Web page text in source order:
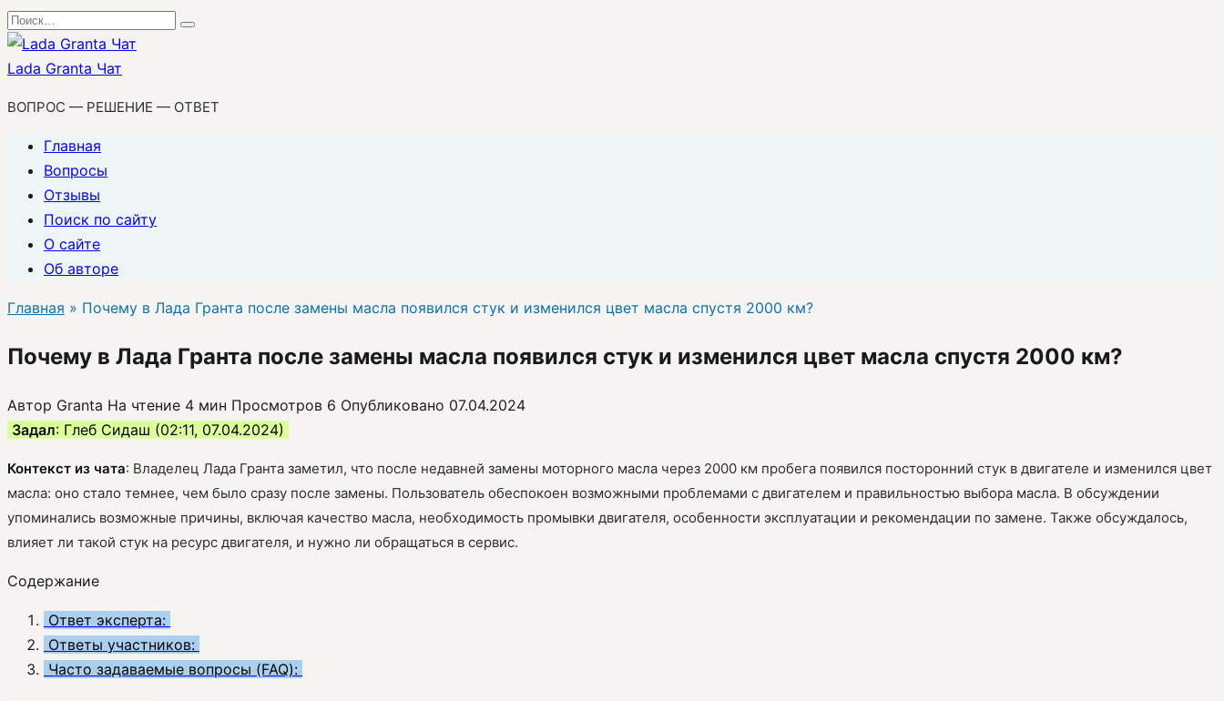
Перейти
к
содержанию
Search
for:
Lada Granta Чат
ВОПРОС — РЕШЕНИЕ — ОТВЕТ
Главная
Вопросы
Отзывы
Поиск по сайту
О сайте
Об авторе
Главная » Почему в Лада Гранта после замены масла появился стук и изменился цвет масла спустя 2000 км?
Почему в Лада Гранта после замены масла появился стук и изменился цвет масла спустя 2000 км?
Автор Granta На чтение 4 мин Просмотров 6 Опубликовано 07.04.2024
Задал: Глеб Сидаш (02:11, 07.04.2024)
Контекст из чата: Владелец Лада Гранта заметил, что после недавней замены моторного масла через 2000 км пробега появился посторонний стук в двигателе и изменился цвет
масла: оно стало темнее, чем было сразу после замены. Пользователь обеспокоен возможными проблемами с двигателем и правильностью выбора масла. В обсуждении
упоминались возможные причины, включая качество масла, необходимость промывки двигателя, особенности эксплуатации и рекомендации по замене. Также обсуждалось,
влияет ли такой стук на ресурс двигателя, и нужно ли обращаться в сервис.
Содержание
Ответ эксперта:
Ответы участников:
Часто задаваемые вопросы (FAQ):